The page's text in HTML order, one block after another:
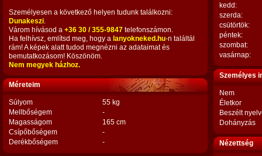
Személyesen a következő helyen tudunk találkozni:
Dunakeszi.
Várom hívásod a +36 30 / 355-9847 telefonszámon.
Ha felhívsz, említsd meg, hogy a lanyokneked.hu-n találtál
rám! A képek alatt tudod megnézni az adataimat és
bemutatkozásom! Köszönöm.
Nem megyek házhoz.
Méreteim
Súlyom
55 kg
Mellbőségem
-
Magasságom
165 cm
Csípőbőségem
-
Derékbőségem
-
kedd:
szerda:
csütörtök:
péntek:
szombat:
vasárnap:
Személyes
Nem
Életkor
Beszélt
Dohányzás
Nézettség